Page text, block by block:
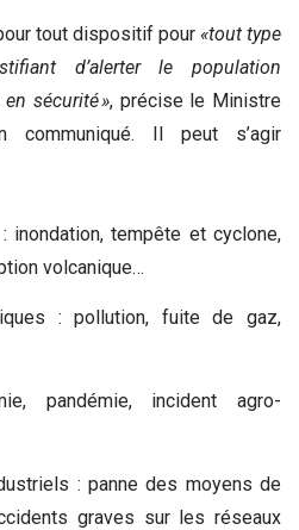
tout dispositif pour «tout type
d’alerter le population
sécurité », précise le Ministre
communiqué. Il peut s’agir
inondation, tempête et cyclone,
volcanique…
: pollution, fuite de gaz,
pandémie, incident agro-
: panne des moyens de
graves sur les réseaux